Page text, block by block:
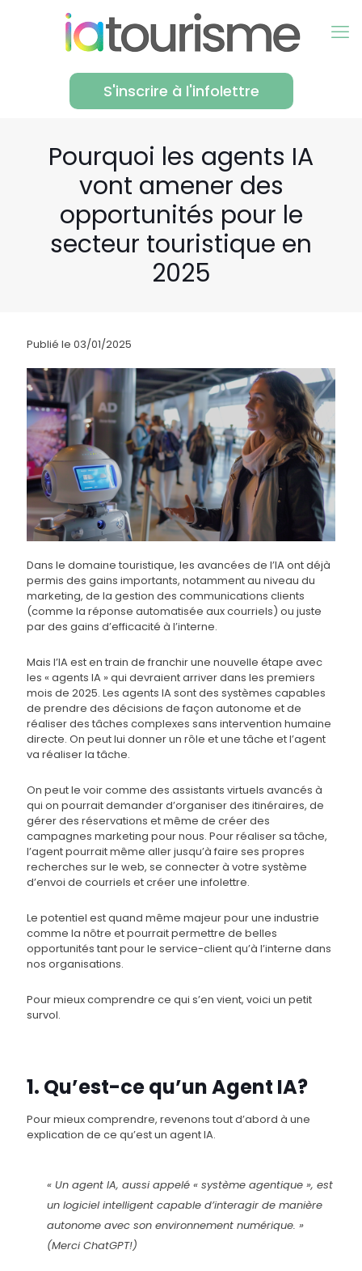
S'inscrire à l'infolettre
Pourquoi les agents IA
vont amener des
opportunités pour le
secteur touristique en
2025
Publié le 03/01/2025
Dans le domaine touristique, les avancées de l’IA ont déjà
permis des gains importants, notamment au niveau du
marketing, de la gestion des communications clients
(comme la réponse automatisée aux courriels) ou juste
par des gains d’efficacité à l’interne.
Mais l’IA est en train de franchir une nouvelle étape avec
les « agents IA » qui devraient arriver dans les premiers
mois de 2025. Les agents IA sont des systèmes capables
de prendre des décisions de façon autonome et de
réaliser des tâches complexes sans intervention humaine
directe. On peut lui donner un rôle et une tâche et l’agent
va réaliser la tâche.
On peut le voir comme des assistants virtuels avancés à
qui on pourrait demander d’organiser des itinéraires, de
gérer des réservations et même de créer des
campagnes marketing pour nous. Pour réaliser sa tâche,
l’agent pourrait même aller jusqu’à faire ses propres
recherches sur le web, se connecter à votre système
d’envoi de courriels et créer une infolettre.
Le potentiel est quand même majeur pour une industrie
comme la nôtre et pourrait permettre de belles
opportunités tant pour le service-client qu’à l’interne dans
nos organisations.
Pour mieux comprendre ce qui s’en vient, voici un petit
survol.
1. Qu’est-ce qu’un Agent IA?
Pour mieux comprendre, revenons tout d’abord à une
explication de ce qu’est un agent IA.
« Un agent IA, aussi appelé « système agentique », est
un logiciel intelligent capable d’interagir de manière
autonome avec son environnement numérique. »
(Merci ChatGPT!)